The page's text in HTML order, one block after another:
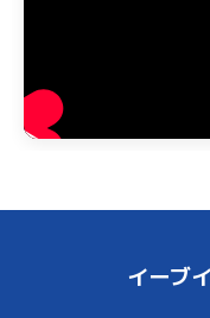
阪南市でもゴミ屋敷や
いただいております。
阪南市でゴミ屋敷状態
分別するだけでもかな
りとゴミの分別をした
イーブ